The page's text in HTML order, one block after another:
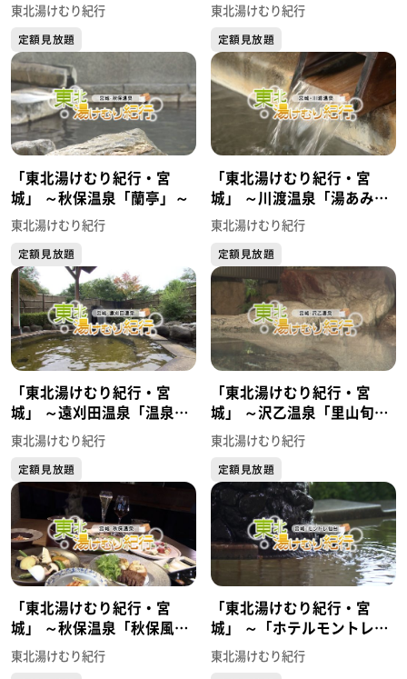
東北湯けむり紀行
定額見放題
東北湯けむり紀行
定額見放題
「東北湯けむり紀行・宮
城」 ～秋保温泉「蘭亭」～
東北湯けむり紀行
定額見放題
「東北湯けむり紀行・宮
城」 ～川渡温泉「湯あみの
宿ぬまくら」～
東北湯けむり紀行
定額見放題
「東北湯けむり紀行・宮
城」 ～遠刈田温泉「温泉屋
敷バーデン家荘鳳」～
東北湯けむり紀行
定額見放題
「東北湯けむり紀行・宮
城」 ～沢乙温泉「里山旬
味 うちみ旅館」～
東北湯けむり紀行
定額見放題
「東北湯けむり紀行・宮
城」 ～秋保温泉「秋保風
雅」～
東北湯けむり紀行
「東北湯けむり紀行・宮
城」 ～「ホテルモントレ仙
台」～
東北湯けむり紀行